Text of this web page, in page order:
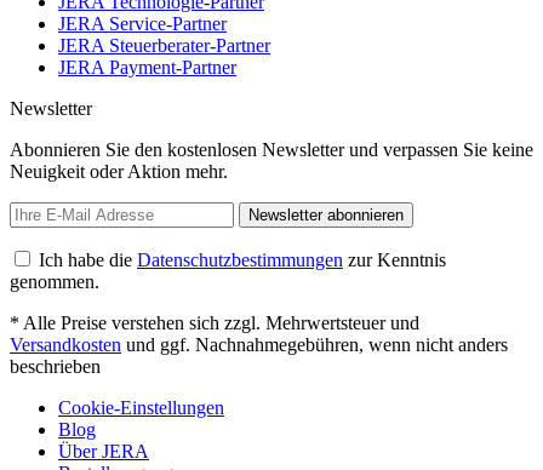
JERA Service-Partner
JERA Steuerberater-Partner
JERA Payment-Partner
Newsletter
Abonnieren Sie den kostenlosen Newsletter und verpassen Sie keine
Neuigkeit oder Aktion mehr.
Newsletter abonnieren
Ich habe die Datenschutzbestimmungen zur Kenntnis
genommen.
* Alle Preise verstehen sich zzgl. Mehrwertsteuer und
Versandkosten und ggf. Nachnahmegebühren, wenn nicht anders
beschrieben
Cookie-Einstellungen
Blog
Über JERA